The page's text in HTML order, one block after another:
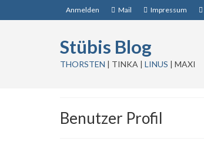
Anmelden Mail Impressum
Stübis Blog
THORSTEN | TINKA | LINUS | MAXI
Benutzer Profil